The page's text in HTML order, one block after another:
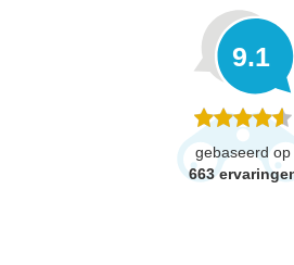
9.1
gebaseerd op
663